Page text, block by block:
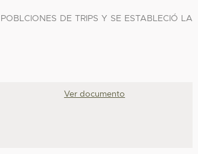
DE TRIPS Y SE ESTABLECIÓ LA
Ver documento